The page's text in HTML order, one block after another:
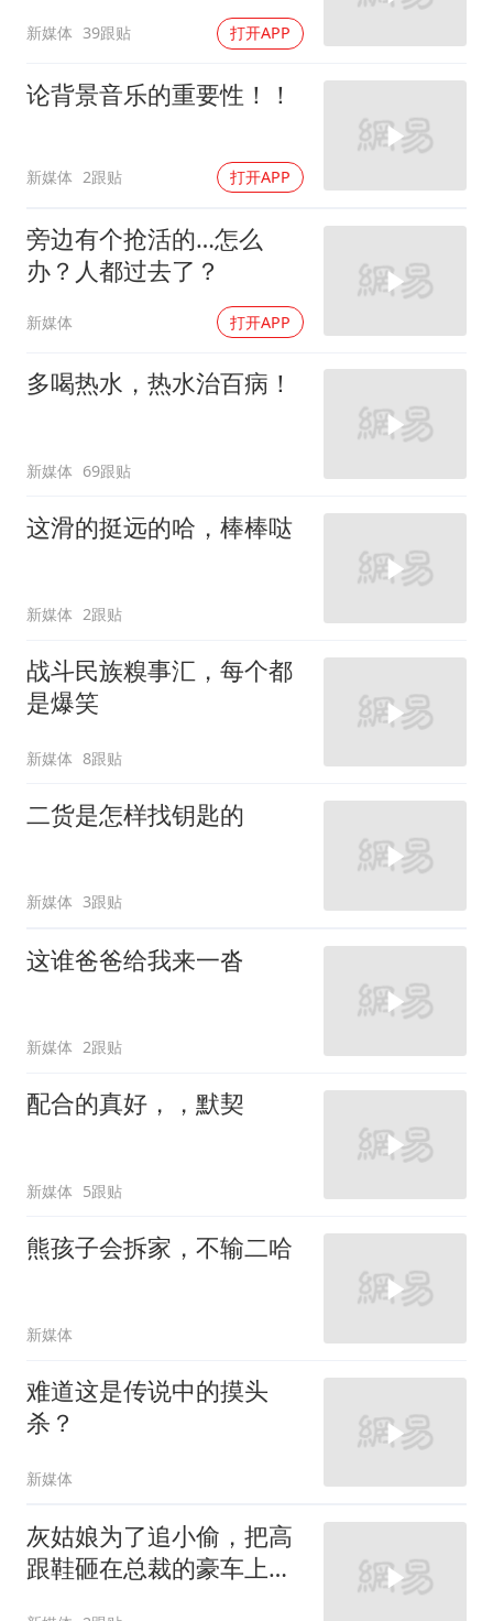
新媒体 39跟贴 打开APP
论背景音乐的重要性！！
新媒体 2跟贴 打开APP
旁边有个抢活的…怎么
办？人都过去了？
新媒体 打开APP
多喝热水，热水治百病！
新媒体 69跟贴
这滑的挺远的哈，棒棒哒
新媒体 2跟贴
战斗民族糗事汇，每个都
是爆笑
新媒体 8跟贴
二货是怎样找钥匙的
新媒体 3跟贴
这谁爸爸给我来一沓
新媒体 2跟贴
配合的真好，，默契
新媒体 5跟贴
熊孩子会拆家，不输二哈
新媒体
难道这是传说中的摸头
杀？
新媒体
灰姑娘为了追小偷，把高
跟鞋砸在总裁的豪车上，